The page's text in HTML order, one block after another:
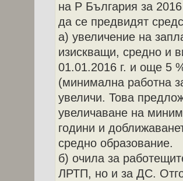
на Р България за
да се предвидят
а) увеличение на
изискващи, средно и
01.01.2016 г. и още 5
(минимална работна
увеличи. Това
увеличаване на
години и
средно образование.
б) очила за
ЛРТП, но и за ДС.